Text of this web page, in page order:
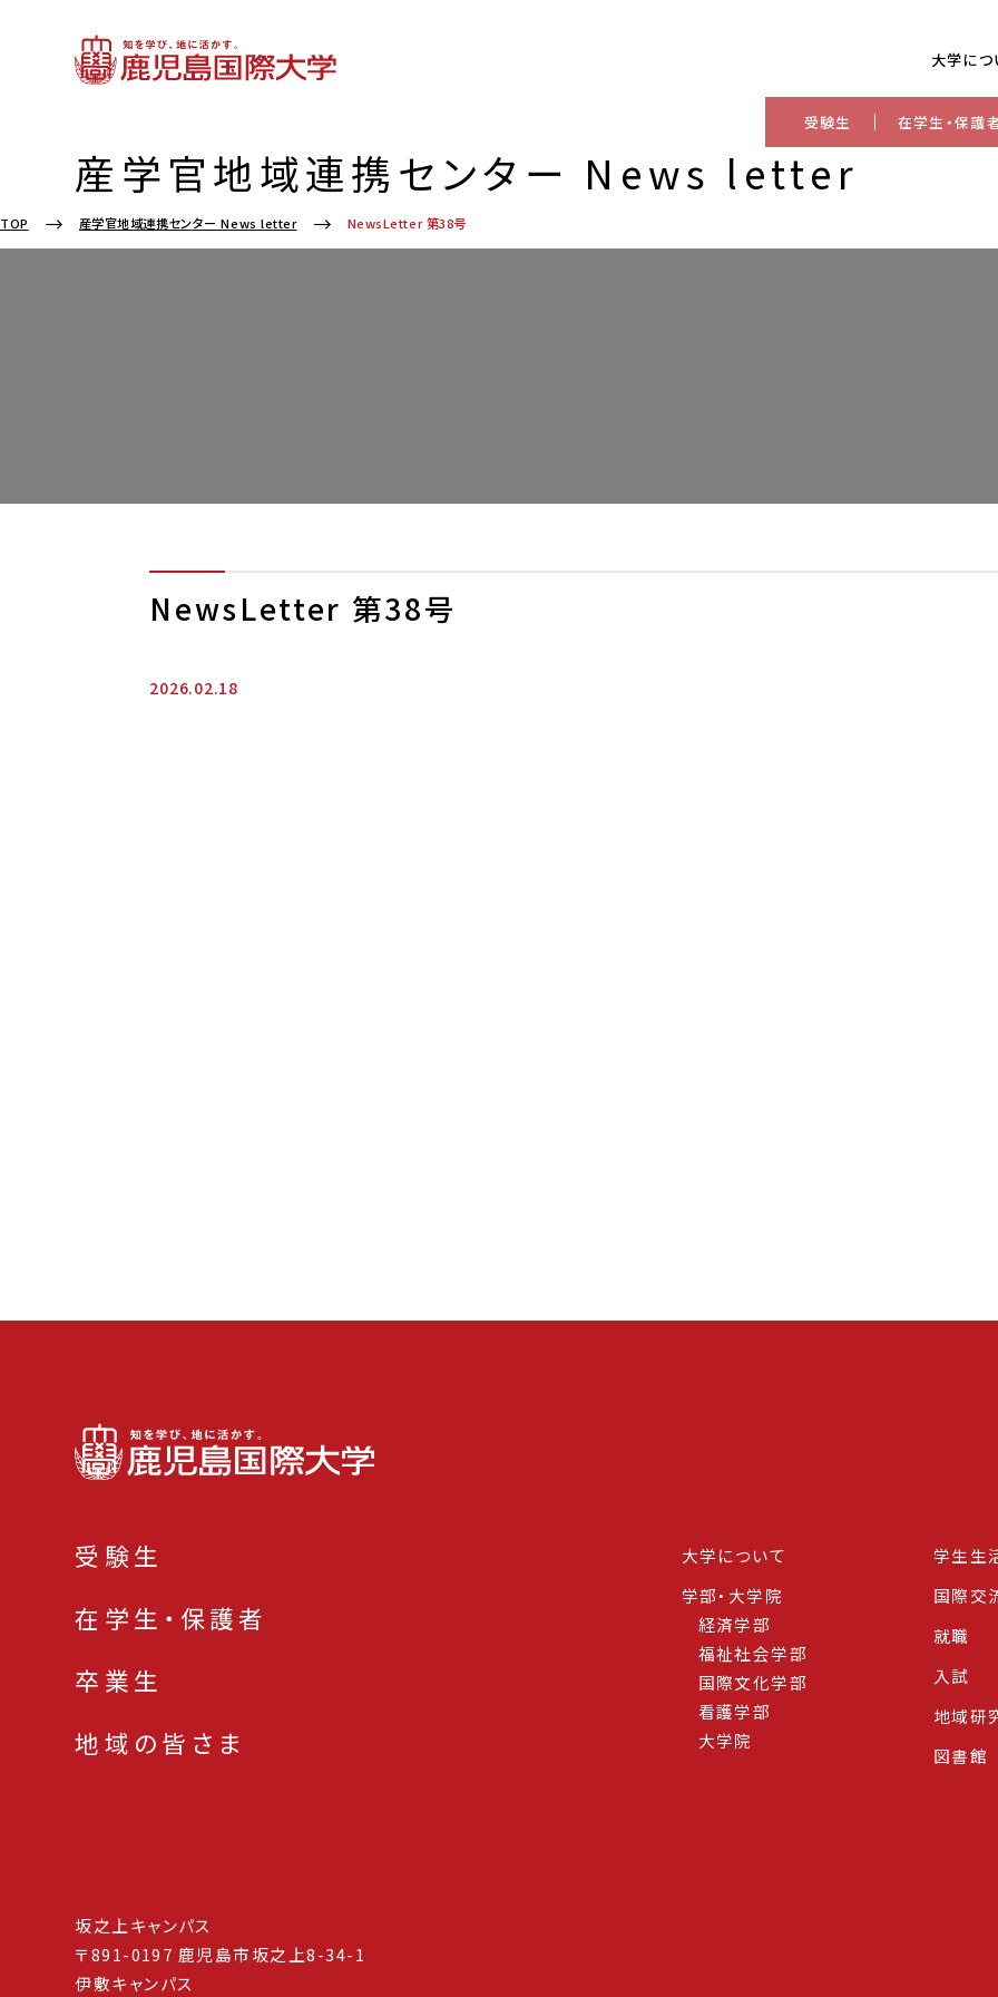
大学につ
受験生 在学生・保護
産学官地域連携センター News letter
TOP 産学官地域連携センター News letter NewsLetter 第38号
NewsLetter 第38号
2026.02.18
受験生
在学生・保護者
卒業生
地域の皆さま
大学について
学部・大学院
経済学部
福祉社会学部
国際文化学部
看護学部
大学院
学生生
国際交
就職
入試
地域研
図書館
坂之上キャンパス
〒891-0197 鹿児島市坂之上8-34-1
伊敷キャンパス